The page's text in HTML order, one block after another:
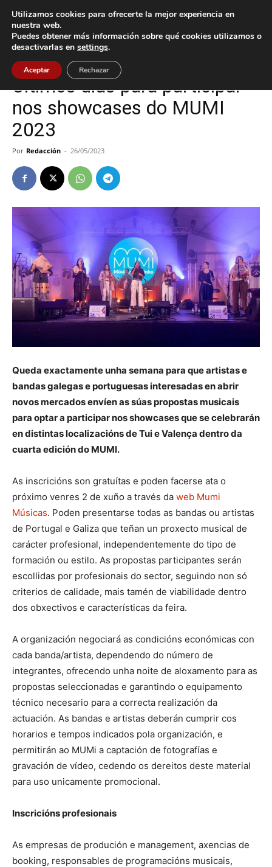
Inicio Cultura / Ocio
Cultura / Ocio Tui
Últimos días para participar
nos showcases do MUMI
2023
Por Redacción - 26/05/2023
Queda exactamente unha semana para que artistas e
bandas galegas e portuguesas interesadas en abrir
novos mercados envíen as súas propostas musicais
para optar a participar nos showcases que se celebrarán
en distintas localizacións de Tui e Valença dentro da
cuarta edición do MUMI.
As inscricións son gratuítas e poden facerse ata o
próximo venres 2 de xuño a través da web Mumi
Músicas. Poden presentarse todas as bandas ou artistas
de Portugal e Galiza que teñan un proxecto musical de
carácter profesional, independentemente do tipo de
formación ou estilo. As propostas participantes serán
escollidas por profesionais do sector, seguindo non só
criterios de calidade, mais tamén de viabilidade dentro
dos obxectivos e características da feira.
A organización negociará as condicións económicas con
cada banda/artista, dependendo do número de
integrantes, ofrecendo unha noite de aloxamento para as
propostas seleccionadas e garantindo o equipamento
técnico necesario para a correcta realización da
actuación. As bandas e artistas deberán cumprir cos
horarios e tempos indicados pola organización, e
permitirán ao MUMi a captación de fotografías e
gravación de vídeo, cedendo os dereitos deste material
para uso unicamente promocional.
Inscricións profesionais
As empresas de produción e management, axencias de
booking, responsables de programacións musicais,
Utilizamos cookies para ofrecerte la mejor experiencia en
nuestra web.
Puedes obtener más información sobre qué cookies utilizamos o
desactivarlas en settings.
Aceptar Rechazar